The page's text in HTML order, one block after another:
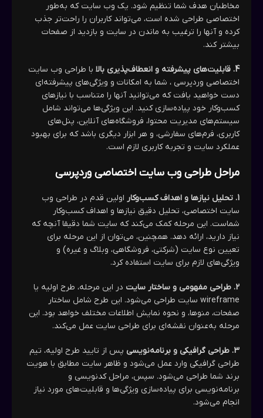
مخاطبان هدف شما تنظیم شود. یک وب سایت که به‌طور
اختصاصی طراحی شده است، می‌تواند کاربران را راحت‌تر جذب
کرده و آنها را ترغیب به ماندن در سایت و بازدید از صفحات
بیشتر کند.
4. قابلیت‌های پیشرفته و انعطاف‌پذیری بالا
با طراحی وب سایت
اختصاصی وردپرسی ، شما به امکانات و ویژگی‌های پیشرفته‌ای
دست خواهید یافت که می‌توانید آنها را متناسب با نیازهای
کسب‌وکار خود پیاده‌سازی کنید. این ویژگی‌ها می‌تواند شامل
سیستم‌های مدیریت محتوا، فروشگاه‌های آنلاین، پنل‌های
کاربری، فرم‌های سفارشی، و هر ابزار دیگری باشد که برای بهبود
عملکرد سایت و تجربه کاربری لازم است.
مراحل طراحی وب سایت اختصاصی وردپرسی
1. تحلیل نیازها و اهداف کسب‌وکار
اولین قدم در طراحی وب
سایت اختصاصی، تحلیل دقیق نیازها و اهداف کسب‌وکار
شماست. این مرحله کمک می‌کند که سایت شما دقیقا آنچه که
نیاز دارید، ارائه دهد. همچنین، می‌توان از این مرحله برای
تعیین نوع سایت (شرکتی، فروشگاهی، وبلاگ و غیره) و
ویژگی‌های لازم برای سایت استفاده کرد.
2. طراحی مفهومی و ساختار سایت
در این مرحله، طرح اولیه یا
wireframe سایت طراحی می‌شود. این طرح شامل ساختار
صفحات، منوها، و نحوه نمایش اطلاعات مختلف خواهد بود. این
مرحله به‌عنوان نقشه‌ای برای طراحی سایت عمل می‌کند.
3. طراحی گرافیکی و برنامه‌نویسی
پس از تایید طرح اولیه، تیم
طراحی گرافیکی وارد عمل می‌شود و ظاهر سایت مطابق با هویت
برند شما طراحی می‌شود. سپس، مراحل کدنویسی و
برنامه‌نویسی برای پیاده‌سازی ویژگی‌ها و قابلیت‌های مورد نیاز
انجام می‌شود.